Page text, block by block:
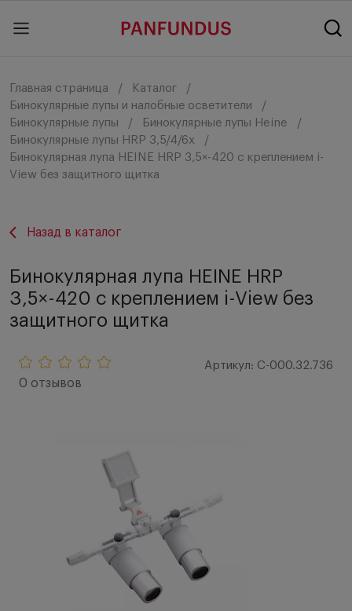
Главная страница
Каталог
Бинокулярные лупы и налобные осветители
Бинокулярные лупы
Бинокулярные лупы Heine
Бинокулярные лупы HRP 3,5/4/6x
Бинокулярная лупа HEINE HRP 3,5×-420 с креплением i-
View без защитного щитка
Назад в каталог
Бинокулярная лупа HEINE HRP
3,5×-420 с креплением i-View без
защитного щитка
0 отзывов
Артикул: C-000.32.736